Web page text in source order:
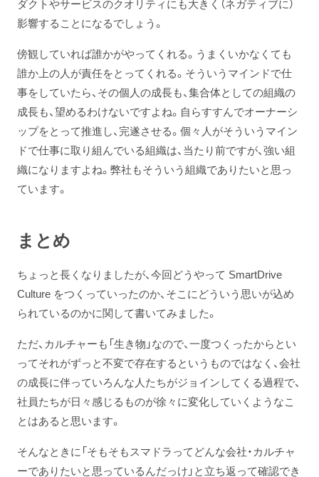
ダクトやサービスのクオリティにも大きく（ネガティブに）
影響することになるでしょう。
傍観していれば誰かがやってくれる。うまくいかなくても
誰か上の人が責任をとってくれる。そういうマインドで仕
事をしていたら、その個人の成長も、集合体としての組織の
成長も、望めるわけないですよね。自らすすんでオーナーシ
ップをとって推進し、完遂させる。個々人がそういうマイン
ドで仕事に取り組んでいる組織は、当たり前ですが、強い組
織になりますよね。弊社もそういう組織でありたいと思っ
ています。
まとめ
ちょっと長くなりましたが、今回どうやって SmartDrive
Culture をつくっていったのか、そこにどういう思いが込め
られているのかに関して書いてみました。
ただ、カルチャーも「生き物」なので、一度つくったからとい
ってそれがずっと不変で存在するというものではなく、会社
の成長に伴っていろんな人たちがジョインしてくる過程で、
社員たちが日々感じるものが徐々に変化していくようなこ
とはあると思います。
そんなときに「そもそもスマドラってどんな会社・カルチャ
ーでありたいと思っているんだっけ」と立ち返って確認でき